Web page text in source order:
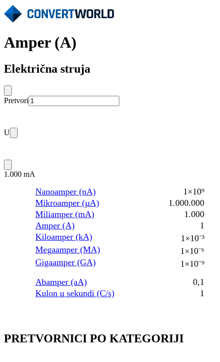
Amper (A)
Električna struja
Pretvori
U
1.000 mA
Nanoamper (nA)
1×10⁹
Mikroamper (µA)
1.000.000
Miliamper (mA)
1.000
Amper (A)
1
Kiloamper (kA)
1×10⁻³
Megaamper (MA)
1×10⁻⁶
Gigaamper (GA)
1×10⁻⁹
Abamper (aA)
0,1
Kulon u sekundi (C/s)
1
PRETVORNICI PO KATEGORIJI